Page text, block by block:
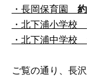
・長岡保育園
・北下浦小学校
・北下浦中学校
ご覧の通り、長